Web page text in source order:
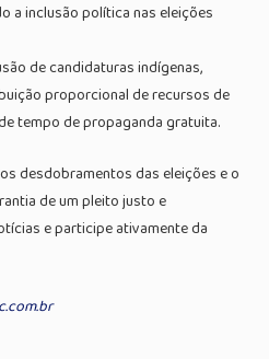
a inclusão política nas eleições
de candidaturas indígenas,
proporcional de recursos de
tempo de propaganda gratuita.
desdobramentos das eleições e o
de um pleito justo e
e participe ativamente da